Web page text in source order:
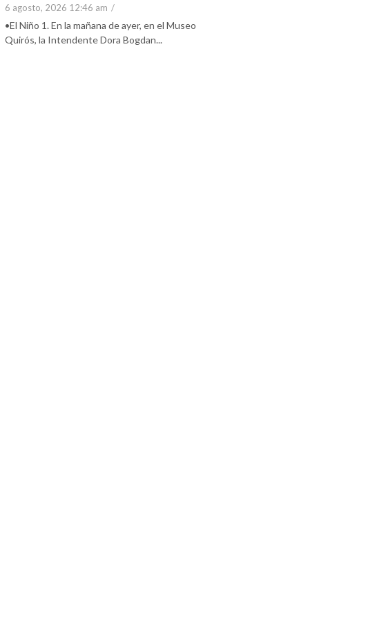
6 agosto, 2026 12:46 am /
•El Niño 1. En la mañana de ayer, en el Museo
Quirós, la Intendente Dora Bogdan...